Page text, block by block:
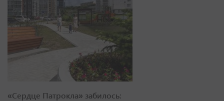
«Сердце Патрокла» забилось: